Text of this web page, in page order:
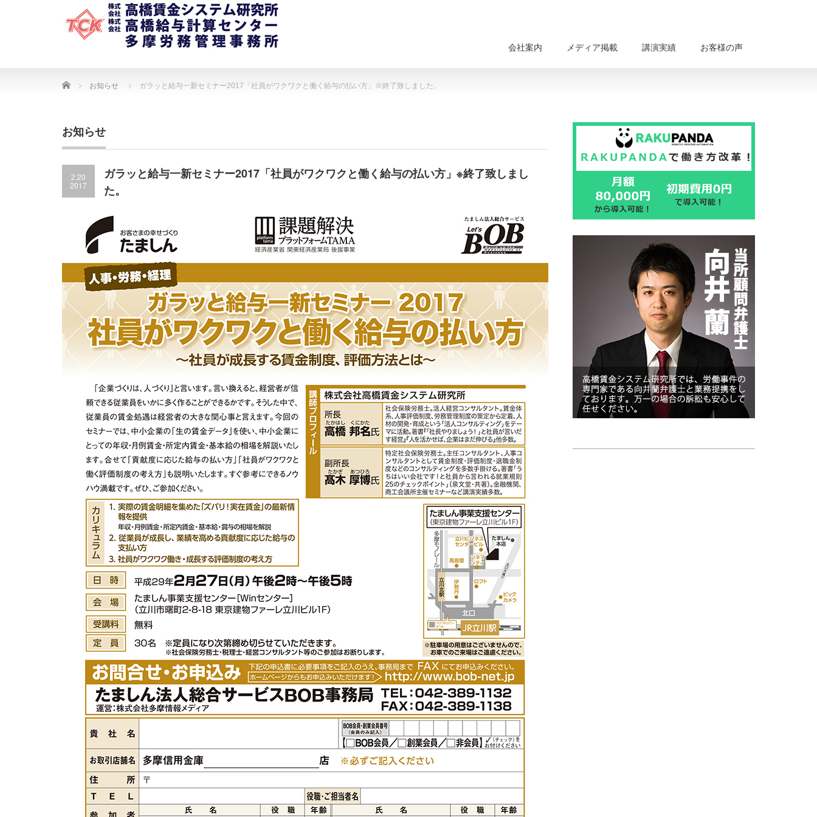
会社案内 メディア掲載 講演実績 お客様の声
Home お知らせ ガラッと給与一新セミナー2017「社員がワクワクと働く給与の払い方」※終了致しました。
お知らせ
2.20
2017
ガラッと給与一新セミナー2017「社員がワクワクと働く給与の払い方」※終了致しまし
た。